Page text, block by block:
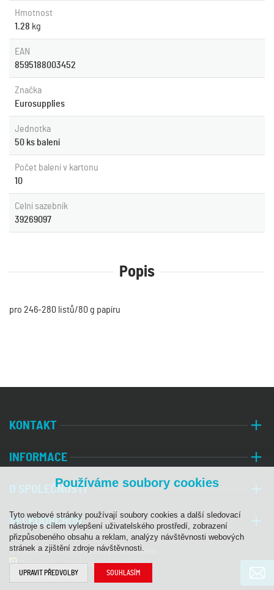
Hmotnost
1.28 kg
EAN
8595188003452
Značka
Eurosupplies
Jednotka
50 ks balení
Počet balení v kartonu
10
Celní sazebník
39269097
Popis
pro 246-280 listů/80 g papíru
KONTAKT
INFORMACE
O SPOLEČNOSTI
VELKOOBCHOD
© 2026 PALA, s. r. o. | Všechna práva vyhrazena
Programia - internetové obchody
Používáme soubory cookies
Tyto webové stránky používají soubory cookies a další sledovací
nástroje s cílem vylepšení uživatelského prostředí, zobrazení
přizpůsobeného obsahu a reklam, analýzy návštěvnosti webových
stránek a zjištění zdroje návštěvnosti.
UPRAVIT PŘEDVOLBY SOUHLASÍM